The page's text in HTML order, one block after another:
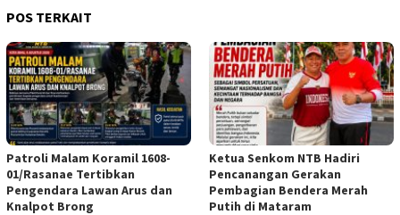
POS TERKAIT
Patroli Malam Koramil 1608-
01/Rasanae Tertibkan
Pengendara Lawan Arus dan
Knalpot Brong
Ketua Senkom NTB Hadiri
Pencanangan Gerakan
Pembagian Bendera Merah
Putih di Mataram